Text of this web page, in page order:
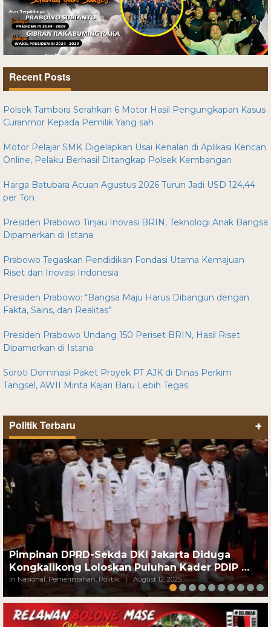
Recent Posts
Polsek Tambora Serahkan 6 Motor Hasil Pengungkapan Kasus
Curanmor Kepada Pemilik Yang sah
Motor Pelajar SMK Digelapkan Usai Kenalan di Aplikasi Kencan
Online, Pelaku Berhasil Ditangkap Polsek Kembangan
Harga Batubara Acuan Agustus 2026 Turun Jadi USD 124,44
per Ton
Presiden Prabowo Tinjau Inovasi BRIN, Teknologi Anak Bangsa
Dipamerkan di Istana
Prabowo Tegaskan Pendidikan Fondasi Utama Kemajuan
Riset dan Inovasi Indonesia
Presiden Prabowo: “Bangsa Maju Harus Dibangun dengan
Fakta, Sains, dan Realitas”
Presiden Prabowo Undang 150 Periset BRIN, Hasil Riset
Dipamerkan di Istana
Soroti Dominasi Paket Proyek PT AJK di Dinas Perkim
Tangsel, AWII Minta Kajari Baru Lebih Tegas
Politik Terbaru +
Pimpinan DPRD-Sekda DKI Jakarta Diduga
Kongkalikong Loloskan Puluhan Kader PDIP …
In Nasional, Pemerintahan, Politik | August 12, 2025